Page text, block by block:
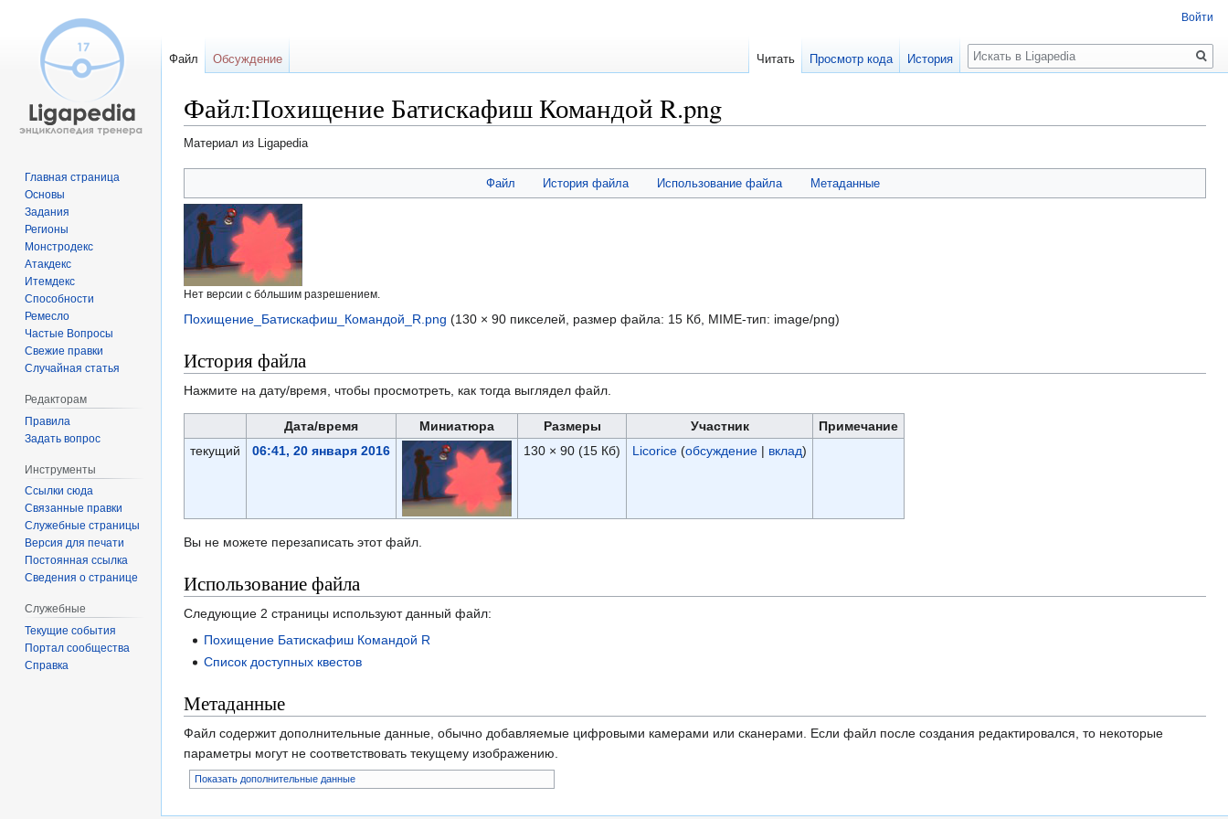
Файл:Похищение Батискафиш Командой R.png
Материал из Ligapedia
к
навигации
к
поиску
Файл История файла Использование файла Метаданные
Нет версии с бо́льшим разрешением.
Похищение_Батискафиш_Командой_R.png (130 × 90 пикселей, размер файла: 15 Кб, MIME-тип: image/png)
История файла
Нажмите на дату/время, чтобы просмотреть, как тогда выглядел файл.
Дата/время Миниатюра Размеры Участник
Примечание
текущий
06:41, 20 января 2016 130 × 90 (15 Кб) Licorice (обсуждение| вклад)
Вы не можете перезаписать этот файл.
Использование файла
Следующие 2 страницы используют данный файл:
Похищение Батискафиш Командой R
Список доступных квестов
Метаданные
Файл содержит дополнительные данные, обычно добавляемые цифровыми камерами или сканерами. Если файл после создания редактировался, то некоторые
параметры могут не соответствовать текущему изображению.
Показать дополнительные данные
Войти
Файл Обсуждение Читать Просмотр кода История
Поиск
Главная страница
Основы
Задания
Регионы
Монстродекс
Атакдекс
Итемдекс
Способности
Ремесло
Частые Вопросы
Свежие правки
Случайная статья
Редакторам
Правила
Задать вопрос
Инструменты
Ссылки сюда
Связанные правки
Служебные страницы
Версия для печати
Постоянная ссылка
Сведения о странице
Служебные
Текущие события
Портал сообщества
Справка